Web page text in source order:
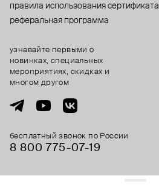
правила использования сертификата
реферальная программа
бесплатный звонок по России
8 800 775⁠-07⁠-19
узнавайте первыми о
новинках, специальных
мероприятиях, скидках и
многом другом